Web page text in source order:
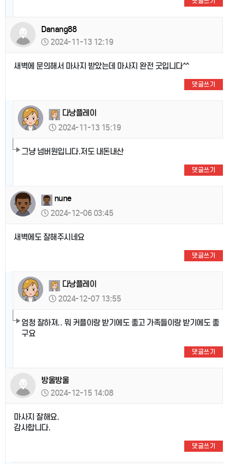
Danang88
2024-11-13 12:19
새벽에 문의해서 마사지 받았는데 마사지 완전 굿입니다^^
댓글쓰기
다낭플레이
2024-11-13 15:19
그냥 넘버원입니다.저도 내돈내산
댓글쓰기
nune
2024-12-06 03:45
새벽에도 잘해주시네요
댓글쓰기
다낭플레이
2024-12-07 13:55
엄청 잘하져.. 뭐 커플이랑 받기에도 좋고 가족들이랑 받기에도 좋
구요
댓글쓰기
방울방울
2024-12-15 14:08
마사지 잘해요.
감사합니다.
댓글쓰기